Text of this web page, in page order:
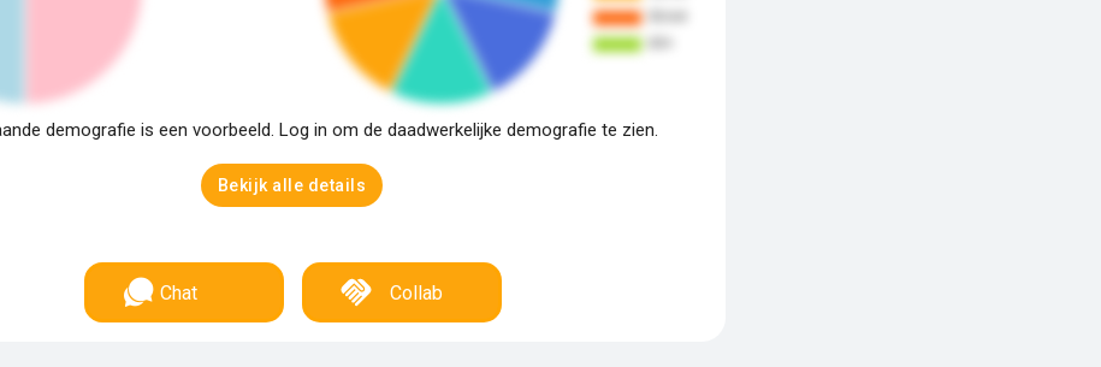
demografie is een voorbeeld. Log in om de daadwerkelijke demografie te zien.
Bekijk alle details
Chat Collab